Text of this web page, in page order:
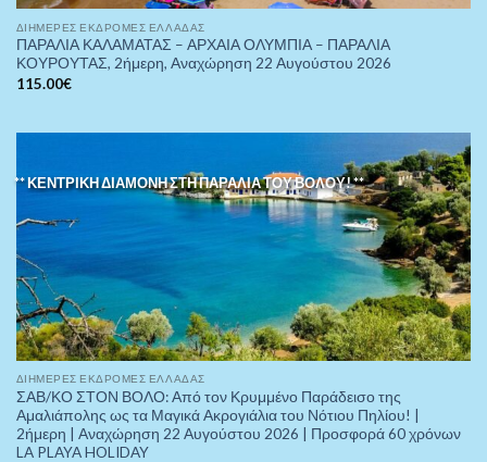
ΔΙΉΜΕΡΕΣ ΕΚΔΡΟΜΈΣ ΕΛΛΆΔΑΣ
ΠΑΡΑΛΙΑ ΚΑΛΑΜΑΤΑΣ – ΑΡΧΑΙΑ ΟΛΥΜΠΙΑ – ΠΑΡΑΛΙΑ
ΚΟΥΡΟΥΤΑΣ, 2ήμερη, Αναχώρηση 22 Αυγούστου 2026
115.00€
** ΚΕΝΤΡΙΚΗ ΔΙΑΜΟΝΗ ΣΤΗ ΠΑΡΑΛΙΑ ΤΟΥ ΒΟΛΟΥ! **
ΔΙΉΜΕΡΕΣ ΕΚΔΡΟΜΈΣ ΕΛΛΆΔΑΣ
ΣΑΒ/ΚΟ ΣΤΟΝ ΒΟΛΟ: Από τον Κρυμμένο Παράδεισο της
Αμαλιάπολης ως τα Μαγικά Ακρογιάλια του Νότιου Πηλίου! |
2ήμερη | Αναχώρηση 22 Αυγούστου 2026 | Προσφορά 60 χρόνων
LA PLAYA HOLIDAY